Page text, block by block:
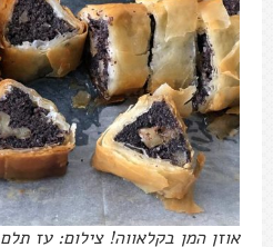
אוזן המן בקלאווה! צילום: עז תלם